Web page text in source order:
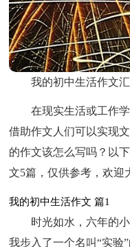
我的初中生活作文
在现实生活或工作
借助作文人们可以实现
的作文该怎么写吗？以
文5篇，仅供参考，欢迎
我的初中生活作文 篇1
时光如水，六年的
我步入了一个名叫“实验